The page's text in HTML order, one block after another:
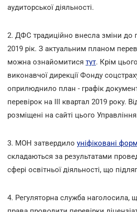
аудиторської діяльності.
2. ДФС традиційно внесла зміни до
2019 рік. З актуальним планом
можна ознайомитися тут. Крім
виконавчої дирекції Фонду
оприлюднило план - графік
перевірок на ІІІ квартал 2019 року.
розміщені на сайті цього
3. МОН затвердило уніфіковані
складаються за результатами
сфері освітньої діяльності, що
4. Регуляторна служба